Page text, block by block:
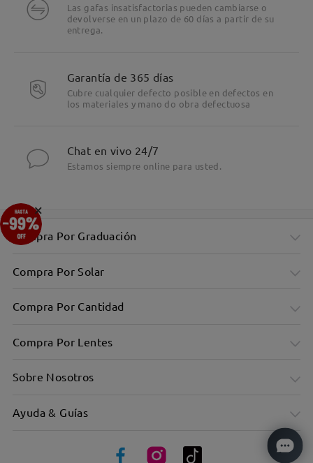
Las gafas insatisfactorias pueden cambiarse o
devolverse en un plazo de 60 días a partir de su
entrega.
Garantía de 365 días
Cubre cualquier defecto posible en defectos en
los materiales y mano do obra defectuosa
Chat en vivo 24/7
Estamos siempre online para usted.
Compra Por Graduación
Compra Por Solar
Compra Por Cantidad
Compra Por Lentes
Sobre Nosotros
Ayuda & Guías
×